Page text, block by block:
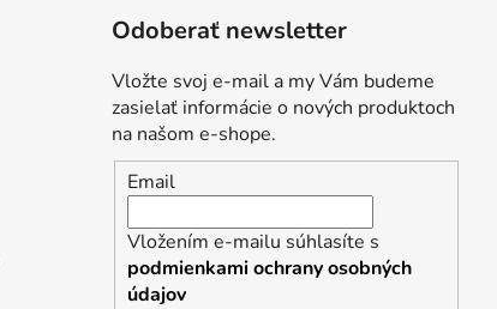
Odoberať newsletter
Vložte svoj e-mail a my Vám budeme
zasielať informácie o nových produktoch
na našom e-shope.
Email
Vložením e-mailu súhlasíte s
podmienkami ochrany osobných
údajov